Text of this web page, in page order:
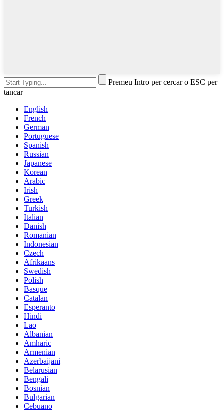
Premeu Intro per cercar o ESC per
tancar
English
French
German
Portuguese
Spanish
Russian
Japanese
Korean
Arabic
Irish
Greek
Turkish
Italian
Danish
Romanian
Indonesian
Czech
Afrikaans
Swedish
Polish
Basque
Catalan
Esperanto
Hindi
Lao
Albanian
Amharic
Armenian
Azerbaijani
Belarusian
Bengali
Bosnian
Bulgarian
Cebuano